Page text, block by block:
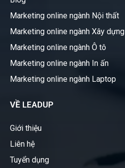
Marketing online ngành Nội thất
Marketing online ngành Xây dựng
Marketing online ngành Ô tô
Marketing online ngành In ấn
Marketing online ngành Laptop
VỀ LEADUP
Giới thiệu
Liên hệ
Tuyển dụng